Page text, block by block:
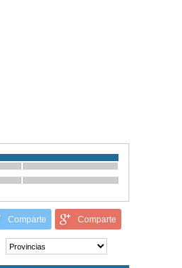
Comparte Comparte